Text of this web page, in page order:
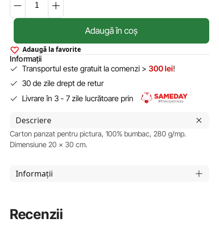
Adaugă în coș
Adaugă la favorite
Informații
Transportul este gratuit la comenzi > 300 lei!
30 de zile drept de retur
Livrare în 3 - 7 zile lucrătoare prin
Descriere
Carton panzat pentru pictura, 100% bumbac, 280 g/mp.
Dimensiune 20 x 30 cm.
Informații
Recenzii